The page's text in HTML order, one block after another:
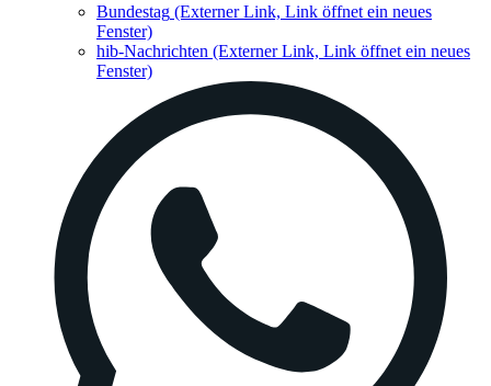
Bundestag (Externer Link, Link öffnet ein neues
Fenster)
hib-Nachrichten (Externer Link, Link öffnet ein neues
Fenster)